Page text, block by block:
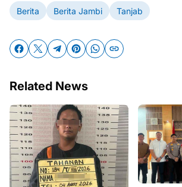
Berita Berita Jambi Tanjab
Related News